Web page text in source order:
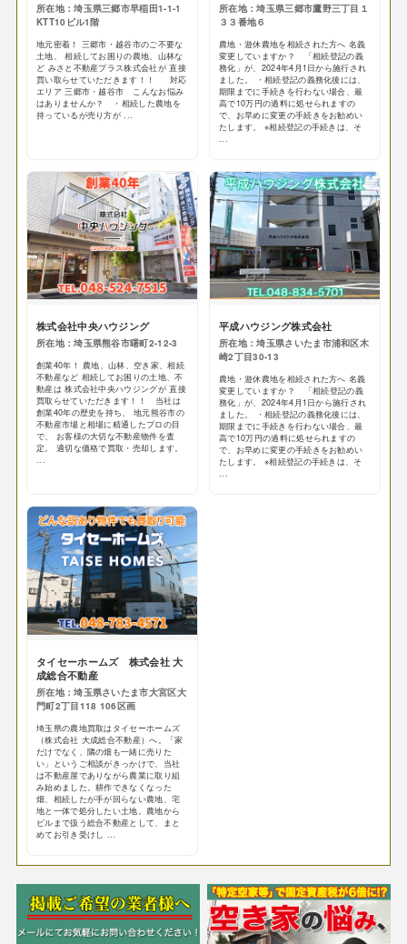
所在地：埼玉県三郷市早稲田1-1-1
KTT10ビル1階
地元密着！ 三郷市・越谷市のご不要な
土地、 相続してお困りの農地、山林な
ど みさと不動産プラス株式会社が 直接
買い取らせていただきます！！ 対応
エリア 三郷市・越谷市 こんなお悩み
はありませんか？ ・相続した農地を
持っているが売り方が ...
所在地：埼玉県三郷市鷹野三丁目１
３３番地６
農地・遊休農地を相続された方へ 名義
変更していますか？ 「相続登記の義
務化」が、2024年4月1日から施行され
ました。 ・相続登記の義務化後には、
期限までに手続きを行わない場合、最
高で10万円の過料に処せられますの
で、お早めに変更の手続きをお勧めい
たします。 ※相続登記の手続きは、そ
...
株式会社中央ハウジング
所在地：埼玉県熊谷市曙町2-12-3
創業40年！ 農地、山林、空き家、相続
不動産など 相続してお困りの土地、不
動産は 株式会社中央ハウジングが 直接
買取らせていただきます！！ 当社は
創業40年の歴史を持ち、 地元熊谷市の
不動産市場と相場に精通したプロの目
で、 お客様の大切な不動産物件を査
定。 適切な価格で買取・売却します。
...
平成ハウジング株式会社
所在地：埼玉県さいたま市浦和区木
崎2丁目30-13
農地・遊休農地を相続された方へ 名義
変更していますか？ 「相続登記の義
務化」が、2024年4月1日から施行され
ました。 ・相続登記の義務化後には、
期限までに手続きを行わない場合、最
高で10万円の過料に処せられますの
で、お早めに変更の手続きをお勧めい
たします。 ※相続登記の手続きは、そ
...
タイセーホームズ 株式会社 大
成総合不動産
所在地：埼玉県さいたま市大宮区大
門町2丁目118 106区画
埼玉県の農地買取はタイセーホームズ
（株式会社 大成総合不動産）へ。「家
だけでなく、隣の畑も一緒に売りた
い」というご相談がきっかけで、当社
は不動産屋でありながら農業に取り組
み始めました。耕作できなくなった
畑、相続したが手が回らない農地、宅
地と一体で処分したい土地。農地から
ビルまで扱う総合不動産として、まと
めてお引き受けし ...